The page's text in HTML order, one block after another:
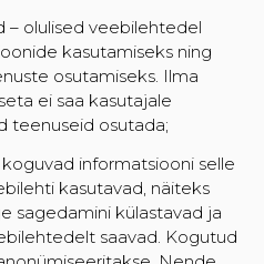
– olulised veebilehtedel
kasutamiseks ning
osutamiseks. Ilma
ei saa kasutajale
teenuseid osutada;
koguvad informatsiooni selle
kasutavad, näiteks
sagedamini külastavad ja
saavad. Kogutud